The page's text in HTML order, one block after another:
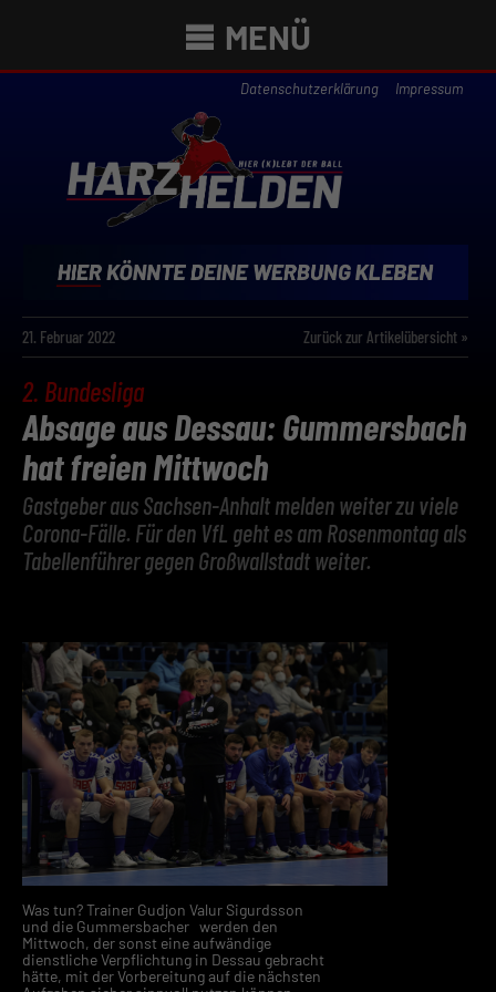
MENÜ
Datenschutzerklärung Impressum
21. Februar 2022 Zurück zur Artikelübersicht »
2. Bundesliga
Absage aus Dessau: Gummersbach
hat freien Mittwoch
Gastgeber aus Sachsen-Anhalt melden weiter zu viele
Corona-Fälle. Für den VfL geht es am Rosenmontag als
Tabellenführer gegen Großwallstadt weiter.
Was tun? Trainer Gudjon Valur Sigurdsson
und die Gummersbacher werden den
Mittwoch, der sonst eine aufwändige
dienstliche Verpflichtung in Dessau gebracht
hätte, mit der Vorbereitung auf die nächsten